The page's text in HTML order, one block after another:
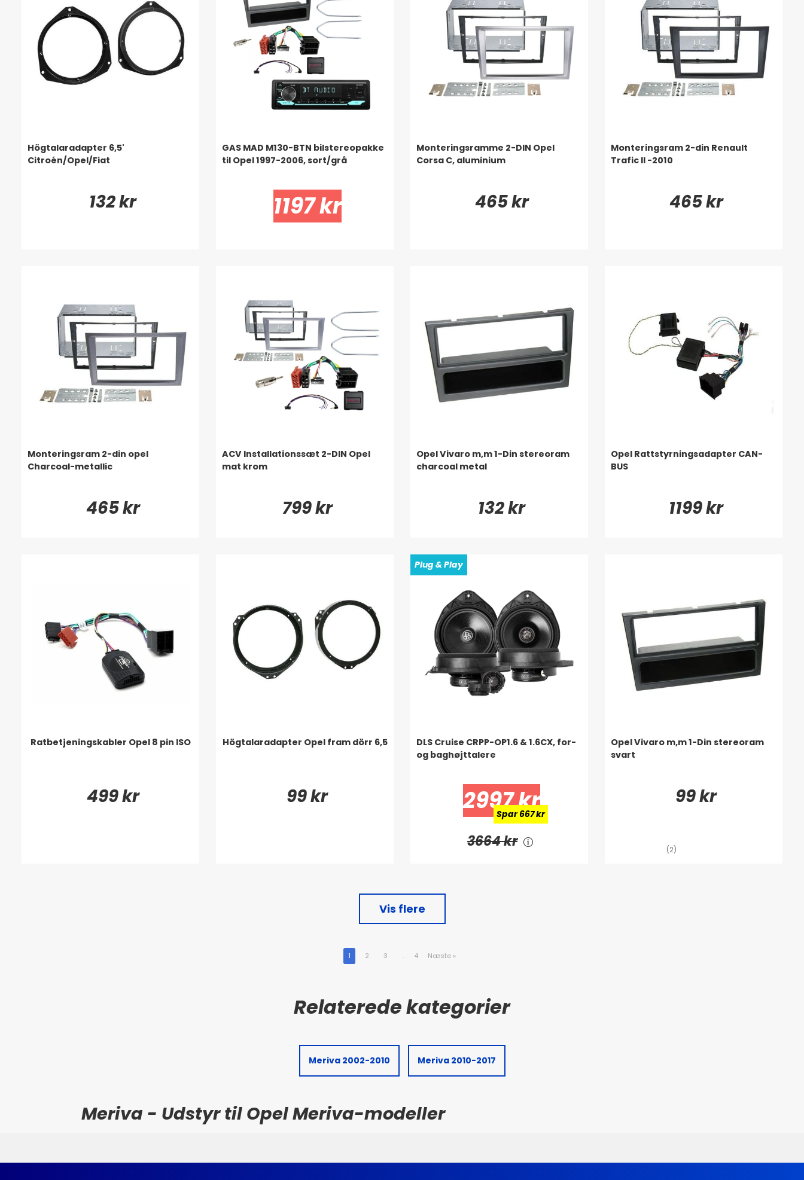
Högtalaradapter 6,5'
Citroén/Opel/Fiat
132 kr
GAS MAD M130-BTN bilstereopakke
til Opel 1997-2006, sort/grå
1197 kr
Monteringsramme 2-DIN Opel
Corsa C, aluminium
465 kr
Monteringsram 2-din Renault
Trafic II -2010
465 kr
Monteringsram 2-din opel
Charcoal-metallic
465 kr
ACV Installationssæt 2-DIN Opel
mat krom
799 kr
Opel Vivaro m,m 1-Din stereoram
charcoal metal
132 kr
Opel Rattstyrningsadapter CAN-
BUS
1199 kr
Ratbetjeningskabler Opel 8 pin ISO
499 kr
Högtalaradapter Opel fram dörr 6,5
99 kr
Plug & Play
DLS Cruise CRPP-OP1.6 & 1.6CX, for-
og baghøjttalere
2997 kr
Spar 667 kr
3664 kr
Opel Vivaro m,m 1-Din stereoram
svart
99 kr
(2)
Vis flere
1 2 3 .. 4 Næste »
Meriva 2002-2010 Meriva 2010-2017
Meriva - Udstyr til Opel Meriva-modeller